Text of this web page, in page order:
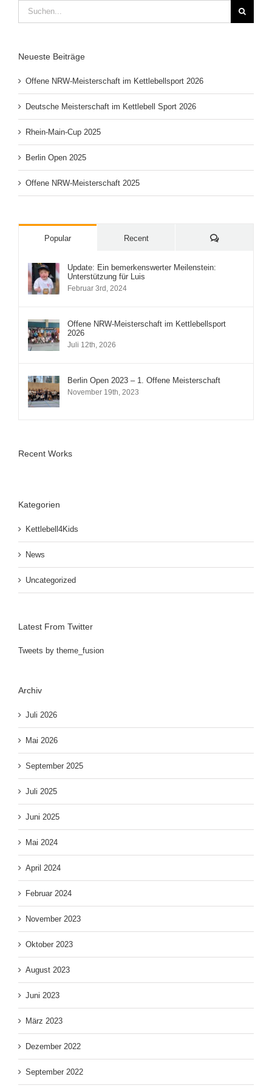
Neueste Beiträge
Offene NRW-Meisterschaft im Kettlebellsport 2026
Deutsche Meisterschaft im Kettlebell Sport 2026
Rhein-Main-Cup 2025
Berlin Open 2025
Offene NRW-Meisterschaft 2025
Popular Recent Comments
Update: Ein bemerkenswerter Meilenstein:
Unterstützung für Luis
Februar 3rd, 2024
Offene NRW-Meisterschaft im Kettlebellsport
2026
Juli 12th, 2026
Berlin Open 2023 – 1. Offene Meisterschaft
November 19th, 2023
Recent Works
Kategorien
Kettlebell4Kids
News
Uncategorized
Latest From Twitter
Tweets by theme_fusion
Archiv
Juli 2026
Mai 2026
September 2025
Juli 2025
Juni 2025
Mai 2024
April 2024
Februar 2024
November 2023
Oktober 2023
August 2023
Juni 2023
März 2023
Dezember 2022
September 2022